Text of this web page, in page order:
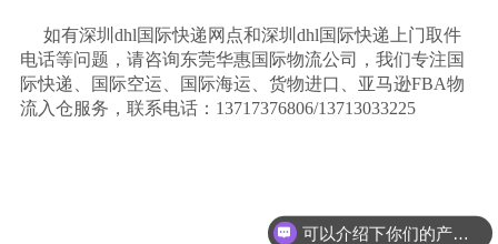
如有深圳dhl国际快递网点和深圳dhl国际快递上门取件
电话等问题，请咨询东莞华惠国际物流公司，我们专注国
际快递、国际空运、国际海运、货物进口、亚马逊FBA物
流入仓服务，联系电话： 13717376806/13713033225
可以介绍下你们的产品么